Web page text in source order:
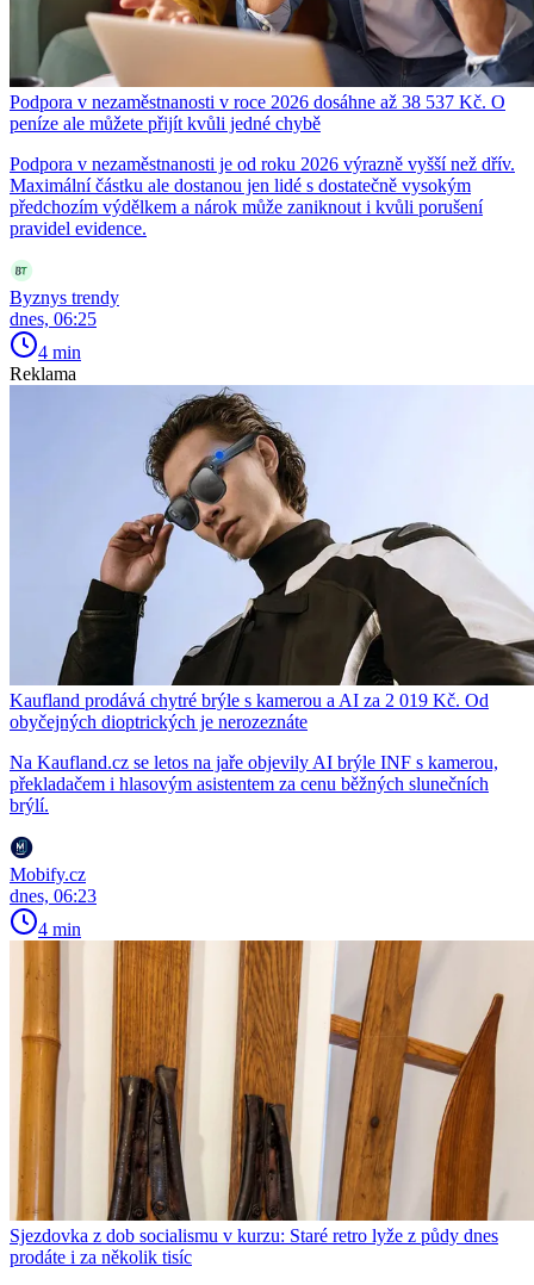
Podpora v nezaměstnanosti v roce 2026 dosáhne až 38 537 Kč. O
peníze ale můžete přijít kvůli jedné chybě
Podpora v nezaměstnanosti je od roku 2026 výrazně vyšší než dřív.
Maximální částku ale dostanou jen lidé s dostatečně vysokým
předchozím výdělkem a nárok může zaniknout i kvůli porušení
pravidel evidence.
Byznys trendy
dnes, 06:25
4 min
Reklama
Kaufland prodává chytré brýle s kamerou a AI za 2 019 Kč. Od
obyčejných dioptrických je nerozeznáte
Na Kaufland.cz se letos na jaře objevily AI brýle INF s kamerou,
překladačem i hlasovým asistentem za cenu běžných slunečních
brýlí.
Mobify.cz
dnes, 06:23
4 min
Sjezdovka z dob socialismu v kurzu: Staré retro lyže z půdy dnes
prodáte i za několik tisíc